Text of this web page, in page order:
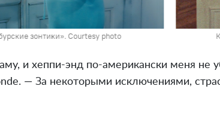
зонтики». Courtesy photo
и хеппи-энд по-американски меня не
— За некоторыми исключениями,